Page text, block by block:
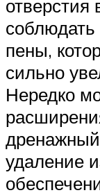
отверстия
пены,
сильно
Нередко
удаление